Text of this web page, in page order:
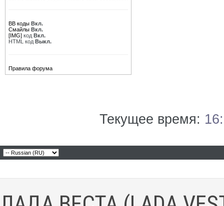
BB коды Вкл.
Смайлы Вкл.
[IMG] код Вкл.
HTML код Выкл.
Правила форума
Текущее время: